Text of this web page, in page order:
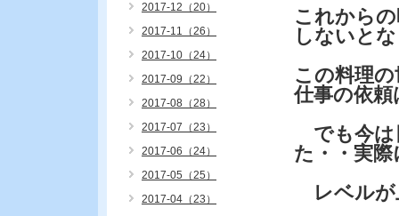
これから
しないと
この料理
仕事の依
でも今は
た・・実
レベルが
2017-12（20）
2017-11（26）
2017-10（24）
2017-09（22）
2017-08（28）
2017-07（23）
2017-06（24）
2017-05（25）
2017-04（23）